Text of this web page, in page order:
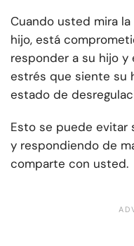
Cuando usted mira
hijo, está
responder a su hijo
estrés que siente su
estado de
Esto se puede evitar
y respondiendo de
comparte con usted.